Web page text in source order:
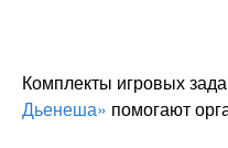
Комплекты игровых
Дьенеша» помогают